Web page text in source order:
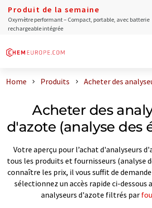
Produit de la semaine
Oxymètre performant – Compact, portable, avec batterie
rechargeable intégrée
Home Produits Acheter des
Acheter des
d'azote (analyse des
Votre aperçu pour l’achat d'analyseurs
tous les produits et fournisseurs (analyse
connaître les prix, il vous suffit de
sélectionnez un accès rapide ci-dessous
analyseurs d'azote filtrés par